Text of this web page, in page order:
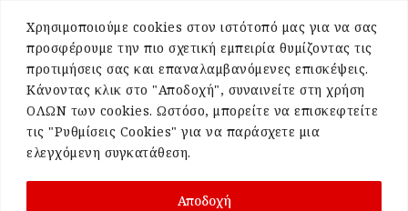
Χρησιμοποιούμε cookies στον ιστότοπό μας για να σας
προσφέρουμε την πιο σχετική εμπειρία θυμίζοντας τις
προτιμήσεις σας και επαναλαμβανόμενες επισκέψεις.
Κάνοντας κλικ στο "Αποδοχή", συναινείτε στη χρήση
ΟΛΩΝ των cookies. Ωστόσο, μπορείτε να επισκεφτείτε
τις "Ρυθμίσεις Cookies" για να παράσχετε μια
ελεγχόμενη συγκατάθεση.
Αποδοχή